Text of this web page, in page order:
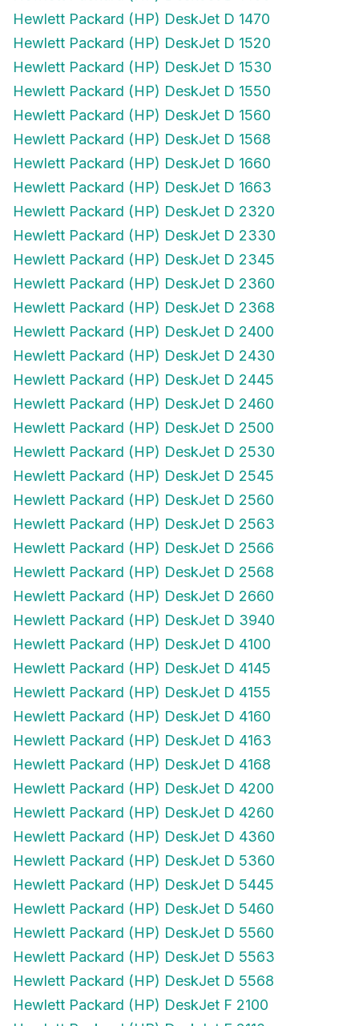
Hewlett Packard (HP) DeskJet D 1470
Hewlett Packard (HP) DeskJet D 1520
Hewlett Packard (HP) DeskJet D 1530
Hewlett Packard (HP) DeskJet D 1550
Hewlett Packard (HP) DeskJet D 1560
Hewlett Packard (HP) DeskJet D 1568
Hewlett Packard (HP) DeskJet D 1660
Hewlett Packard (HP) DeskJet D 1663
Hewlett Packard (HP) DeskJet D 2320
Hewlett Packard (HP) DeskJet D 2330
Hewlett Packard (HP) DeskJet D 2345
Hewlett Packard (HP) DeskJet D 2360
Hewlett Packard (HP) DeskJet D 2368
Hewlett Packard (HP) DeskJet D 2400
Hewlett Packard (HP) DeskJet D 2430
Hewlett Packard (HP) DeskJet D 2445
Hewlett Packard (HP) DeskJet D 2460
Hewlett Packard (HP) DeskJet D 2500
Hewlett Packard (HP) DeskJet D 2530
Hewlett Packard (HP) DeskJet D 2545
Hewlett Packard (HP) DeskJet D 2560
Hewlett Packard (HP) DeskJet D 2563
Hewlett Packard (HP) DeskJet D 2566
Hewlett Packard (HP) DeskJet D 2568
Hewlett Packard (HP) DeskJet D 2660
Hewlett Packard (HP) DeskJet D 3940
Hewlett Packard (HP) DeskJet D 4100
Hewlett Packard (HP) DeskJet D 4145
Hewlett Packard (HP) DeskJet D 4155
Hewlett Packard (HP) DeskJet D 4160
Hewlett Packard (HP) DeskJet D 4163
Hewlett Packard (HP) DeskJet D 4168
Hewlett Packard (HP) DeskJet D 4200
Hewlett Packard (HP) DeskJet D 4260
Hewlett Packard (HP) DeskJet D 4360
Hewlett Packard (HP) DeskJet D 5360
Hewlett Packard (HP) DeskJet D 5445
Hewlett Packard (HP) DeskJet D 5460
Hewlett Packard (HP) DeskJet D 5560
Hewlett Packard (HP) DeskJet D 5563
Hewlett Packard (HP) DeskJet D 5568
Hewlett Packard (HP) DeskJet F 2100
Hewlett Packard (HP) DeskJet F 2110